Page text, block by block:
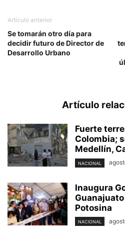
Artículo anterior
Se tomarán otro día para
decidir futuro de Director de
Desarrollo Urbano
Artículo
Fuerte
Colombia;
Medellín,
NACIONAL
Inaugura
Potosina
NACIONAL